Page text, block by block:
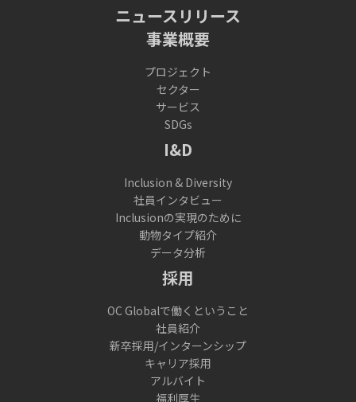
ニュースリリース
事業概要
プロジェクト
セクター
サービス
SDGs
I&D
Inclusion & Diversity
社員インタビュー
Inclusionの実現のために
動物タイプ紹介
データ分析
採用
OC Globalで働くということ
社員紹介
新卒採用/インターンシップ
キャリア採用
アルバイト
福利厚生